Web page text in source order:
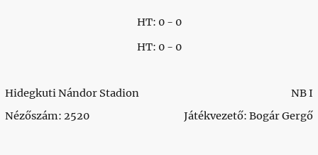
HT: 0 - 0
HT: 0 - 0
Hidegkuti Nándor Stadion
Nézőszám: 2520
NB I
Játékvezető: Bogár Gergő